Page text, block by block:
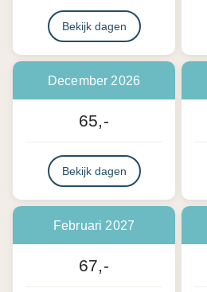
Bekijk dagen
December 2026
65,-
Bekijk dagen
Februari 2027
67,-